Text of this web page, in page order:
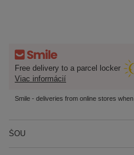
Free delivery to a parcel locker
Viac informácií
Smile - deliveries from online stores
ŠOU